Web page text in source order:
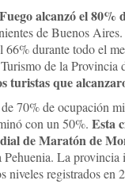
alcanzó el 80%
de Buenos
durante todo el
de la
turistas que
70% de ocupación
con un 50%. Esta
de Maratón de
La provincia
niveles registrados en